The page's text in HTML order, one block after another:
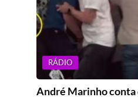
RÁDIO
André Marinho conta